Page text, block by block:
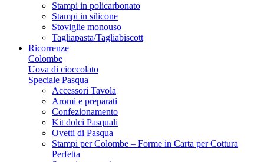
Stampi in policarbonato
Stampi in silicone
Stoviglie monouso
Tagliapasta/Tagliabiscott
Ricorrenze
Colombe
Uova di cioccolato
Speciale Pasqua
Accessori Tavola
Aromi e preparati
Confezionamento
Kit dolci Pasquali
Ovetti di Pasqua
Stampi per Colombe – Forme in Carta per Cottura
Perfetta